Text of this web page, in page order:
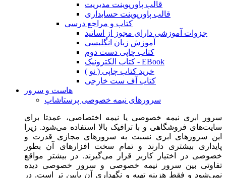
قالب پاورپوینت مدیریت
قالب پاورپوینت حسابداری
کتاب و مراجع درسی
جزوات آموزشی دارای مجوز از اساتید
آموزش زبان انگلیسی
کتاب چاپی دست دوم
کتاب الکترونیک - EBook
خرید کتاب چاپی ( نو )
کتاب آف ست خارجی
هاست و سرور
سرورهای نیمه خصوصی پرستاشاپ
سرور ابری نیمه خصوصی یا نیمه اختصاصی، عمدتا برای
سایت‌های فروشگاهی و با ترافیک بالا استفاده می‌شود. زیرا
این سرورهای ابری نسبت به سرورهای مجازی قدرت و
پایداری بیشتری دارند و تمام سخت افزارهای آن بطور
خصوصی در اختیار کاربر قرار می‌گیرند. در بیشتر مواقع
تفاوتی بین سرور نیمه خصوصی و سرور خصوصی دیده
نمی‌شود و فقط هزینه تهیه و نگهداری آن پایین تر است. در